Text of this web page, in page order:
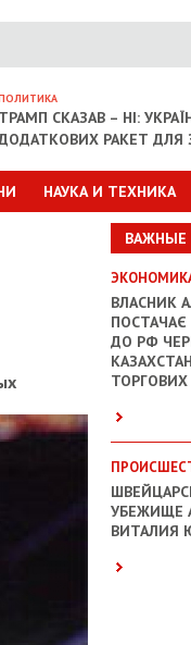
ТРАМП СКАЗАВ – НІ:
РАКЕТ ДЛЯ
НАУКА И ТЕХНИКА
ВАЖНЫЕ
ВЛАСНИК
ДО РФ
ТОРГОВИХ
УБЕЖИЩЕ
ВИТАЛИЯ